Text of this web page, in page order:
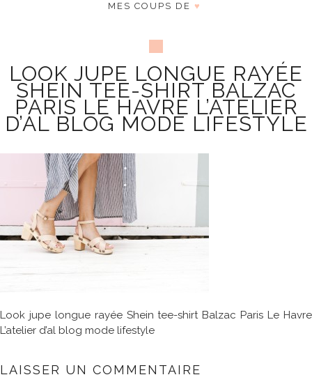
MES COUPS DE ♥
LOOK JUPE LONGUE RAYÉE
SHEIN TEE-SHIRT BALZAC
PARIS LE HAVRE L’ATELIER
D’AL BLOG MODE LIFESTYLE
Look jupe longue rayée Shein tee-shirt Balzac Paris Le Havre
L’atelier d’al blog mode lifestyle
LAISSER UN COMMENTAIRE